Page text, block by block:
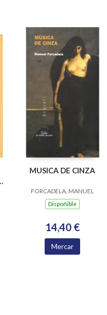
MUSICA DE CINZA
FORCADELA, MANUEL
Dispoñible
14,40 €
Mercar